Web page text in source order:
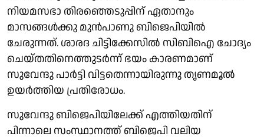
നിയമസഭാ തിരഞ്ഞെടുപ്പിന് ഏതാനും
മാസങ്ങള്‍ക്കു മുന്‍പാണു ബിജെപിയില്‍
ചേരുന്നത്. ശാരദ ചിട്ടിക്കേസില്‍ സിബിഐ ചോദ്യം
ചെയ്തതിനെത്തുടര്‍ന്ന് ഭയം കാരണമാണ്
സുവേന്ദു പാര്‍ട്ടി വിട്ടതെന്നായിരുന്നു തൃണമൂല്‍
ഉയര്‍ത്തിയ പ്രതിരോധം.
സുവേന്ദു ബിജെപിയിലേക്ക് എത്തിയതിന്
പിന്നാലെ സംസ്ഥാനത്ത് ബിജെപി വലിയ